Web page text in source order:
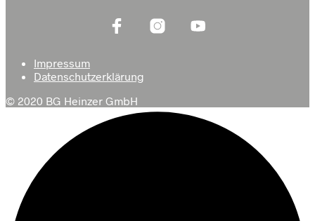
Opel Vectra C 1.9 CDTI, 3.0 V6
CDTI / 6-Gang / Baujahr 2004-
2008
Impressum
Datenschutzerklärung
© 2020 BG Heinzer GmbH